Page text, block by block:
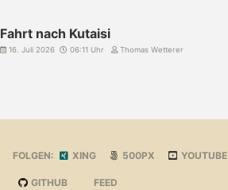
Fahrt nach Kutaisi
16. Juli 2026 06:11 Uhr Thomas Wetterer
FOLGEN: XING 500PX YOUTUBE
GITHUB FEED